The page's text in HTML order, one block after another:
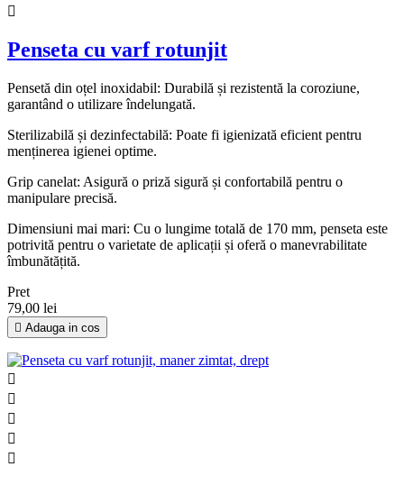

Penseta cu varf rotunjit
Pensetă din oțel inoxidabil: Durabilă și rezistentă la coroziune,
garantând o utilizare îndelungată.
Sterilizabilă și dezinfectabilă: Poate fi igienizată eficient pentru
menținerea igienei optime.
Grip canelat: Asigură o priză sigură și confortabilă pentru o
manipulare precisă.
Dimensiuni mai mari: Cu o lungime totală de 170 mm, penseta este
potrivită pentru o varietate de aplicații și oferă o manevrabilitate
îmbunătățită.
Pret
79,00 lei
 Adauga in cos




